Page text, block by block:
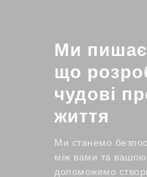
Ми
що
чудові
життя
Ми станемо
між вами та вашою
допоможемо